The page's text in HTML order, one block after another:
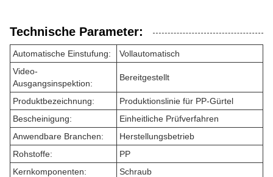
Technische Parameter:
Automatische Einstufung:
Vollautomatisch
Video-
Ausgangsinspektion:
Bereitgestellt
Produktbezeichnung:
Produktionslinie für PP-Gürtel
Bescheinigung:
Einheitliche Prüfverfahren
Anwendbare Branchen:
Herstellungsbetrieb
Rohstoffe:
PP
Kernkomponenten:
Schraub